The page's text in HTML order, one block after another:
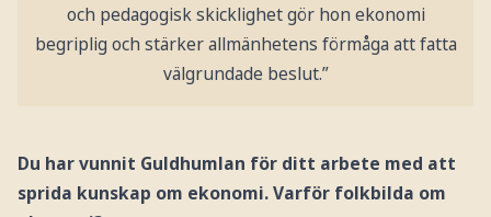
och pedagogisk skicklighet gör hon ekonomi
begriplig och stärker allmänhetens förmåga att fatta
välgrundade beslut.”
Du har vunnit Guldhumlan för ditt arbete med att
sprida kunskap om ekonomi. Varför folkbilda om